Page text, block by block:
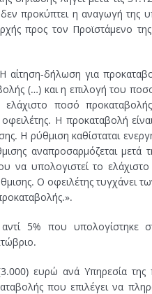
προκύπτει η αναγωγή της
προς τον Προϊστάμενο της
δήλωση για
(…) και η επιλογή του
ποσό
Η προκαταβολή
Η ρύθμιση καθίσταται
αναπροσαρμόζεται
να υπολογιστεί το
Ο οφειλέτης τυγχάνει
5% που υπολογίστηκε
ευρώ ανά Υπηρεσία
που επιλέγει να